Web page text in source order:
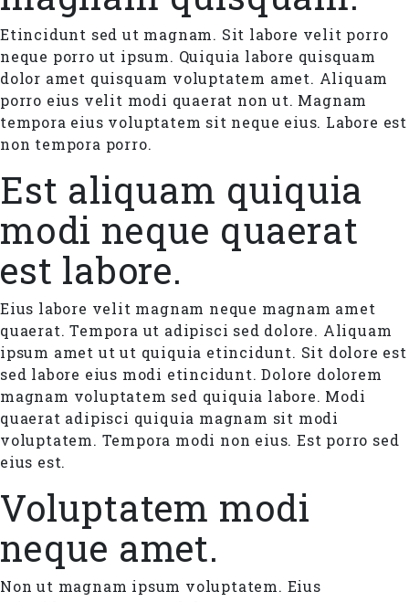
Etincidunt sed ut magnam. Sit labore velit porro
neque porro ut ipsum. Quiquia labore quisquam
dolor amet quisquam voluptatem amet. Aliquam
porro eius velit modi quaerat non ut. Magnam
tempora eius voluptatem sit neque eius. Labore est
non tempora porro.
Est aliquam quiquia
modi neque quaerat
est labore.
Eius labore velit magnam neque magnam amet
quaerat. Tempora ut adipisci sed dolore. Aliquam
ipsum amet ut ut quiquia etincidunt. Sit dolore est
sed labore eius modi etincidunt. Dolore dolorem
magnam voluptatem sed quiquia labore. Modi
quaerat adipisci quiquia magnam sit modi
voluptatem. Tempora modi non eius. Est porro sed
eius est.
Voluptatem modi
neque amet.
Non ut magnam ipsum voluptatem. Eius